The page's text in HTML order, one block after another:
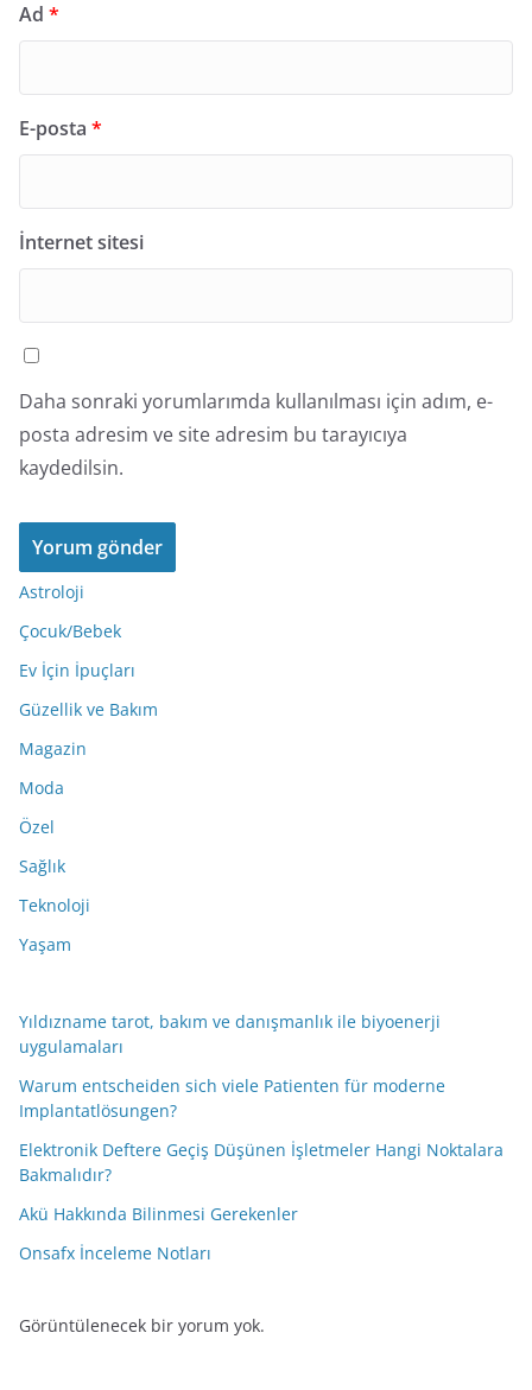
Ad *
E-posta *
İnternet sitesi
Daha sonraki yorumlarımda kullanılması için adım, e-
posta adresim ve site adresim bu tarayıcıya
kaydedilsin.
Astroloji
Çocuk/Bebek
Ev İçin İpuçları
Güzellik ve Bakım
Magazin
Moda
Özel
Sağlık
Teknoloji
Yaşam
Yıldızname tarot, bakım ve danışmanlık ile biyoenerji
uygulamaları
Warum entscheiden sich viele Patienten für moderne
Implantatlösungen?
Elektronik Deftere Geçiş Düşünen İşletmeler Hangi Noktalara
Bakmalıdır?
Akü Hakkında Bilinmesi Gerekenler
Onsafx İnceleme Notları
Görüntülenecek bir yorum yok.